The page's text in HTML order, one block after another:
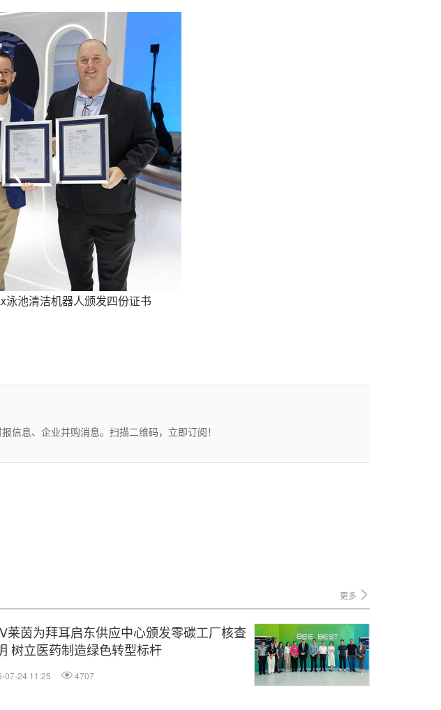
池清洁机器人颁发四份证书
信息、企业并购消息。扫描二维码，立即订阅！
更多
莱茵为拜耳启东供应中心颁发零碳工厂核查
树立医药制造绿色转型标杆
07-24 11:25 4707